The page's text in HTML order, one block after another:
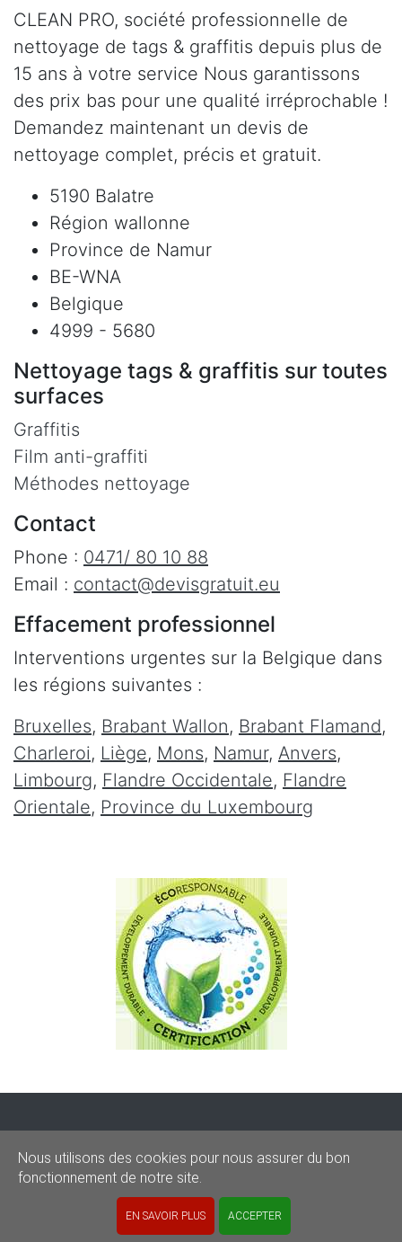
CLEAN PRO, société professionnelle de
nettoyage de tags & graffitis depuis plus de
15 ans à votre service Nous garantissons
des prix bas pour une qualité irréprochable !
Demandez maintenant un devis de
nettoyage complet, précis et gratuit.
5190 Balatre
Région wallonne
Province de Namur
BE-WNA
Belgique
4999 - 5680
Nettoyage tags & graffitis sur toutes
surfaces
Graffitis
Film anti-graffiti
Méthodes nettoyage
Contact
Phone : 0471/ 80 10 88
Email : contact@devisgratuit.eu
Effacement professionnel
Interventions urgentes sur la Belgique dans
les régions suivantes :
Bruxelles, Brabant Wallon, Brabant Flamand,
Charleroi, Liège, Mons, Namur, Anvers,
Limbourg, Flandre Occidentale, Flandre
Orientale, Province du Luxembourg
© 2020–2026sos-graffitis.be
Nous utilisons des cookies pour nous assurer du bon
fonctionnement de notre site.
EN SAVOIR PLUS ACCEPTER